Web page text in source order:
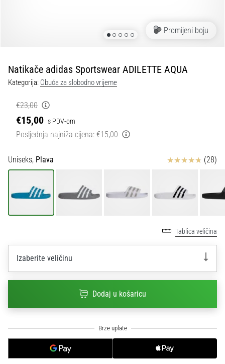
•
1 min. čitanja
Play
for
More
Pripremi
ženski
službenim
dresovima
i
Budi
Promijeni boju
Natikače adidas Sportswear ADILETTE AQUA
Kategorija: Obuća za slobodno vrijeme
€23,00
€15,00 s PDV-om
Posljednja najniža cijena: €15,00
Uniseks, Plava Ocjena proizvoda
(28)
Tablica veličina
Izaberite veličinu
Dodaj u košaricu